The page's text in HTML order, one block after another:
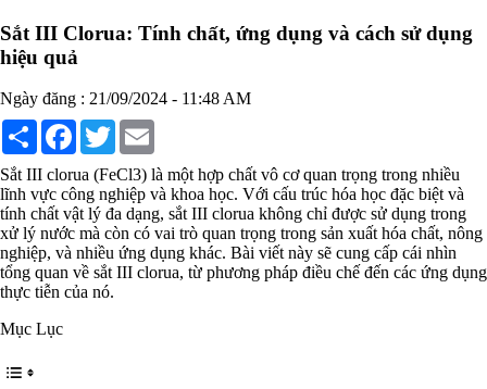
Chất phụ gia bún mì phở
Chất phụ gia bánh kẹo kem
Chất phụ gia nước mắm
Chất phụ gia rau củ quả
Chất phụ gia thạch rau câu
Chất phụ gia đậu hũ
HÓA CHẤT TẨY RỬA
Tẩy rửa công nghiệp
Tẩy rửa sinh hoạt
Tẩy rửa ô tô xe máy
Tẩy cáu cặn đường ống
Tẩy rửa khác
HÓA CHẤT THỦY SẢN
Sắt III Clorua: Tính chất, ứng dụng và cách sử dụng
hiệu quả
Ngày đăng : 21/09/2024 - 11:48 AM
Share Facebook
Twitter
Sắt III clorua (FeCl3) là một hợp chất vô cơ quan trọng trong nhiều
lĩnh vực công nghiệp và khoa học. Với cấu trúc hóa học đặc biệt và
tính chất vật lý đa dạng, sắt III clorua không chỉ được sử dụng trong
xử lý nước mà còn có vai trò quan trọng trong sản xuất hóa chất, nông
nghiệp, và nhiều ứng dụng khác. Bài viết này sẽ cung cấp cái nhìn
tổng quan về sắt III clorua, từ phương pháp điều chế đến các ứng dụng
thực tiễn của nó.
Mục Lục